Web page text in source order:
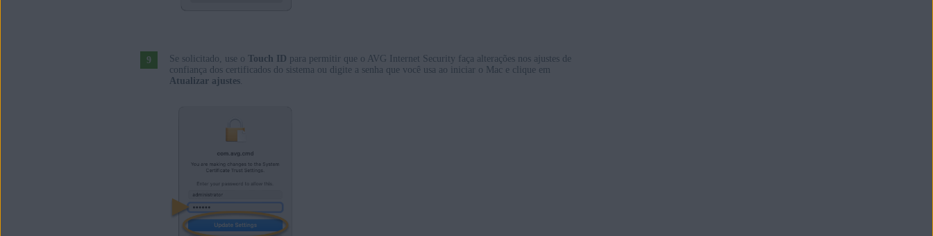
Se solicitado, use o Touch ID para permitir que o AVG Internet Security faça alterações nos ajustes de
confiança dos certificados do sistema ou digite a senha que você usa ao iniciar o Mac e clique em
Atualizar ajustes